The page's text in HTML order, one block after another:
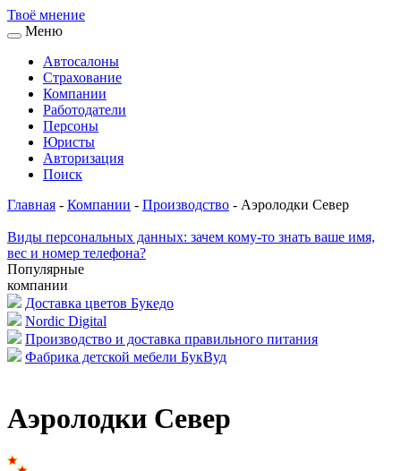
Твоё мнение
Меню
Автосалоны
Страхование
Компании
Работодатели
Персоны
Юристы
Авторизация
Поиск
Главная - Компании - Производство - Аэролодки Север
Виды персональных данных: зачем кому-то знать ваше имя,
вес и номер телефона?
Популярные
компании
Доставка цветов Букедо
Nordic Digital
Производство и доставка правильного питания
Фабрика детской мебели БукВуд
Аэролодки Север